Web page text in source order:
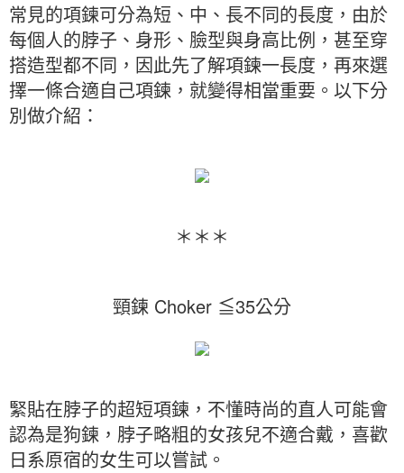
常見的項鍊可分為短、中、長不同的長度，由於
每個人的脖子、身形、臉型與身高比例，甚至穿
搭造型都不同，因此先了解項鍊一長度，再來選
擇一條合適自己項鍊，就變得相當重要。以下分
別做介紹：
＊＊＊
頸鍊 Choker ≦35公分
緊貼在脖子的超短項鍊，不懂時尚的直人可能會
認為是狗鍊，脖子略粗的女孩兒不適合戴，喜歡
日系原宿的女生可以嘗試。